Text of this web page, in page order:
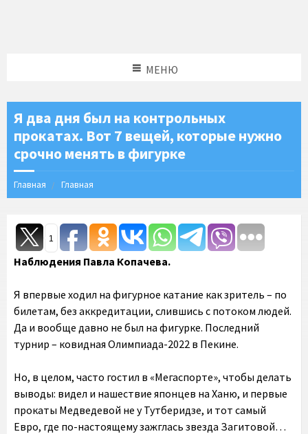
МЕНЮ
Я два дня был на контрольных
прокатах. Вот 7 вещей, которые нужно
срочно менять в фигурке
Главная Главная
1
Наблюдения Павла Копачева.
Я впервые ходил на фигурное катание как зритель – по
билетам, без аккредитации, слившись с потоком людей.
Да и вообще давно не был на фигурке. Последний
турнир – ковидная Олимпиада-2022 в Пекине.
Но, в целом, часто гостил в «Мегаспорте», чтобы делать
выводы: видел и нашествие японцев на Ханю, и первые
прокаты Медведевой не у Тутберидзе, и тот самый
Евро, где по-настоящему зажглась звезда Загитовой…